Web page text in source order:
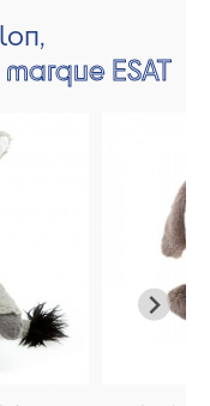
ESAT